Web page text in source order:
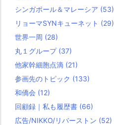
シンガポール＆マレーシア (53)
リョーマSYNキューネット (29)
世界一周 (28)
丸１グループ (37)
他家幹細胞点滴 (21)
参画先のトピック (133)
和僑会 (12)
回顧録｜私も履歴書 (66)
広告/NIKKO/リバーストン (52)